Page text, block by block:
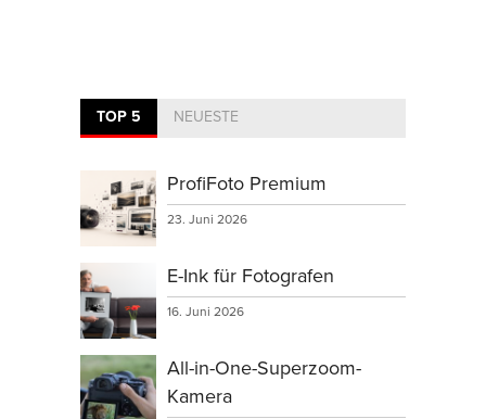
TOP 5 NEUESTE
ProfiFoto Premium
23. Juni 2026
E-Ink für Fotografen
16. Juni 2026
All-in-One-Superzoom-
Kamera